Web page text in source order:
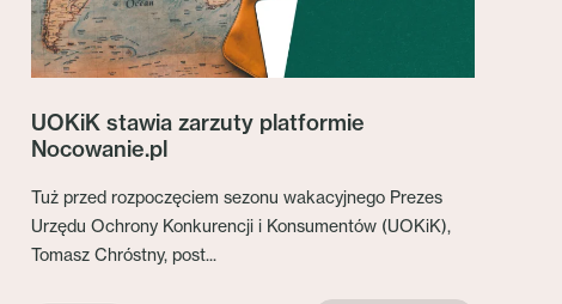
UOKiK stawia zarzuty platformie
Nocowanie.pl
Tuż przed rozpoczęciem sezonu wakacyjnego Prezes
Urzędu Ochrony Konkurencji i Konsumentów (UOKiK),
Tomasz Chróstny, post...